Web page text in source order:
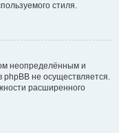
стиля.
неопределённым и
phpBB не осуществляется.
расширенного